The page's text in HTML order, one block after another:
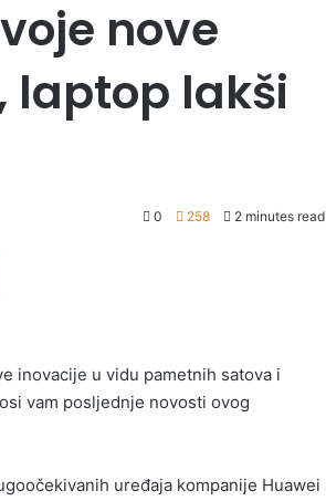
nove
laptop lakši
0 258 2 minutes read
inovacije u vidu pametnih satova i
vam posljednje novosti ovog
uređaja kompanije Huawei